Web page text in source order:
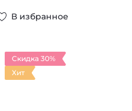
В избранное
Скидка 30%
Хит